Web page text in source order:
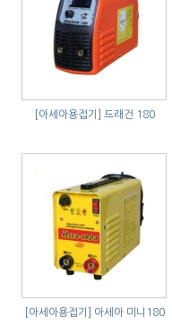
[아세아용접기] 드래건 180
[아세아용접기] 아세아 미니180